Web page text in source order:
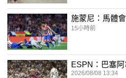
施蒙尼：馬體
15小時前
ESPN：巴塞
2026/08/08 13:34